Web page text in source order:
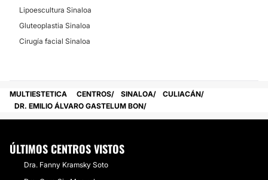
Lipoescultura Sinaloa
Gluteoplastia Sinaloa
Cirugía facial Sinaloa
MULTIESTETICA CENTROS SINALOA
CULIACÁN
DR. EMILIO ÁLVARO GASTELUM BON
ÚLTIMOS CENTROS VISTOS
Dra. Fanny Kramsky Soto